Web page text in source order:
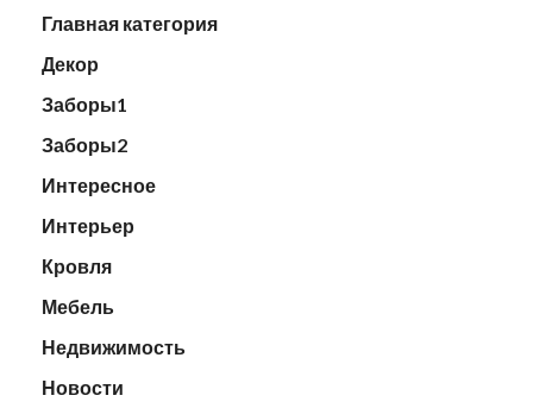
Главная категория
Декор
Заборы1
Заборы2
Интересное
Интерьер
Кровля
Мебель
Недвижимость
Новости